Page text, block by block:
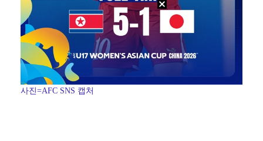
사진=AFC SNS 캡처